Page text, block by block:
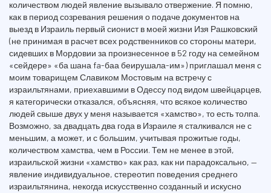
количеством людей явление вызывало отвержение. Я помню,
как в период созревания решения о подаче документов на
выезд в Израиль первый сионист в моей жизни Изя Рашковский
(не принимая в расчет всех родственников со стороны матери,
сидевших в Мордовии за произнесенное в 52 году на семейном
«сейдере» «ба шана fa-баа беирушала-им») приглашал меня с
моим товарищем Славиком Мостовым на встречу с
израильтянами, приехавшими в Одессу под видом швейцарцев,
я категорически отказался, объясняя, что всякое количество
людей свыше двух у меня называется «хамство», то есть толпа.
Возможно, за двадцать два года в Израиле я сталкивался не с
меньшим, а может, и с большим, учитывая прожитые годы,
количеством хамства, чем в России. Тем не менее в этой,
израильской жизни «хамство» как раз, как ни парадоксально, —
явление индивидуальное, стереотип поведения среднего
израильтянина, некогда искусственно созданный и искусно